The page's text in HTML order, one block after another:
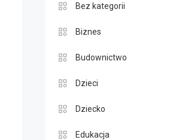
Bez kategorii
Biznes
Budownictwo
Dzieci
Dziecko
Edukacja